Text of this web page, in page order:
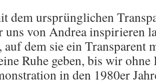
dem ursprünglichen
uns von Andrea inspirieren
auf dem sie ein Transparent
Ruhe geben, bis wir ohne
in den 1980er